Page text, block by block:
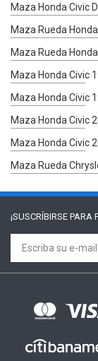
Maza Honda Civic
Maza Rueda
Maza Rueda
Maza Honda Civic
Maza Honda Civic
Maza Honda Civic
Maza Honda Civic
Maza Rueda
¡SUSCRÍBIRSE PARA